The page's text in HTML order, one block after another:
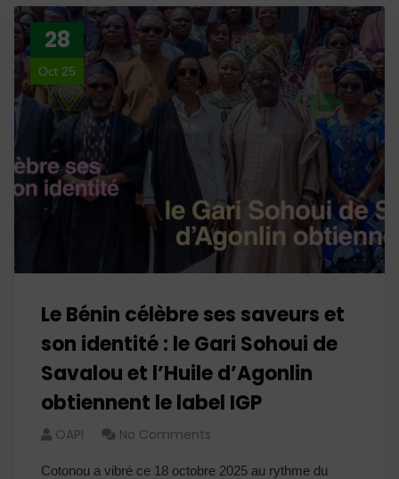
28
Oct 25
Le Bénin célèbre ses saveurs et
son identité : le Gari Sohoui de
Savalou et l’Huile d’Agonlin
obtiennent le label IGP
OAPI No Comments
Cotonou a vibré ce 18 octobre 2025 au rythme du